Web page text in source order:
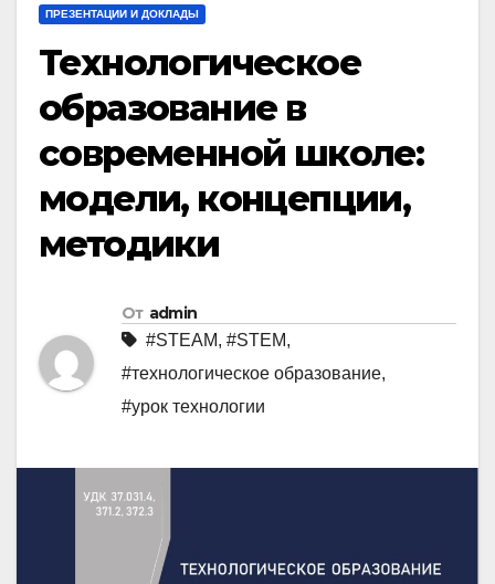
ПРЕЗЕНТАЦИИ И ДОКЛАДЫ
Технологическое
образование в
современной школе:
модели, концепции,
методики
От admin
#STEAM, #STEM,
#технологическое образование,
#урок технологии